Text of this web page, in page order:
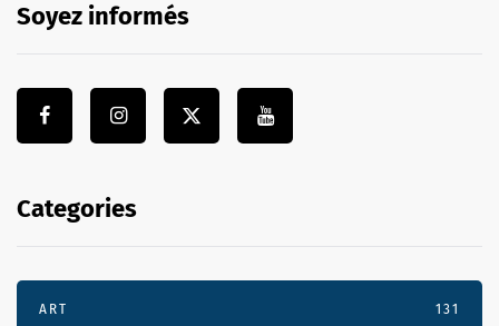
Soyez informés
Categories
ART 131